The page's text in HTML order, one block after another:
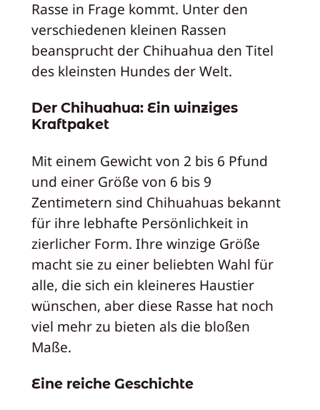
Rasse in Frage kommt. Unter den
verschiedenen kleinen Rassen
beansprucht der Chihuahua den Titel
des kleinsten Hundes der Welt.
Der Chihuahua: Ein winziges
Kraftpaket
Mit einem Gewicht von 2 bis 6 Pfund
und einer Größe von 6 bis 9
Zentimetern sind Chihuahuas bekannt
für ihre lebhafte Persönlichkeit in
zierlicher Form. Ihre winzige Größe
macht sie zu einer beliebten Wahl für
alle, die sich ein kleineres Haustier
wünschen, aber diese Rasse hat noch
viel mehr zu bieten als die bloßen
Maße.
Eine reiche Geschichte